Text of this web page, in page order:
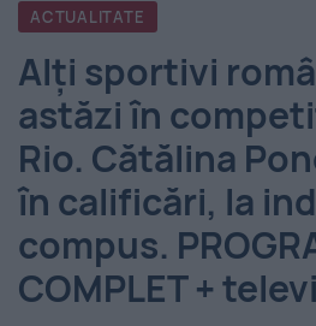
România
-
Evenimentul
Zilei
ACTUALITATE
Alți sportivi
astăzi în
Rio. Cătălina
în calificări, la
compus.
COMPLET +